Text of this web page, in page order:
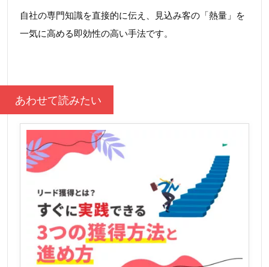
自社の専門知識を直接的に伝え、見込み客の「熱量」を
一気に高める即効性の高い手法です。
あわせて読みたい